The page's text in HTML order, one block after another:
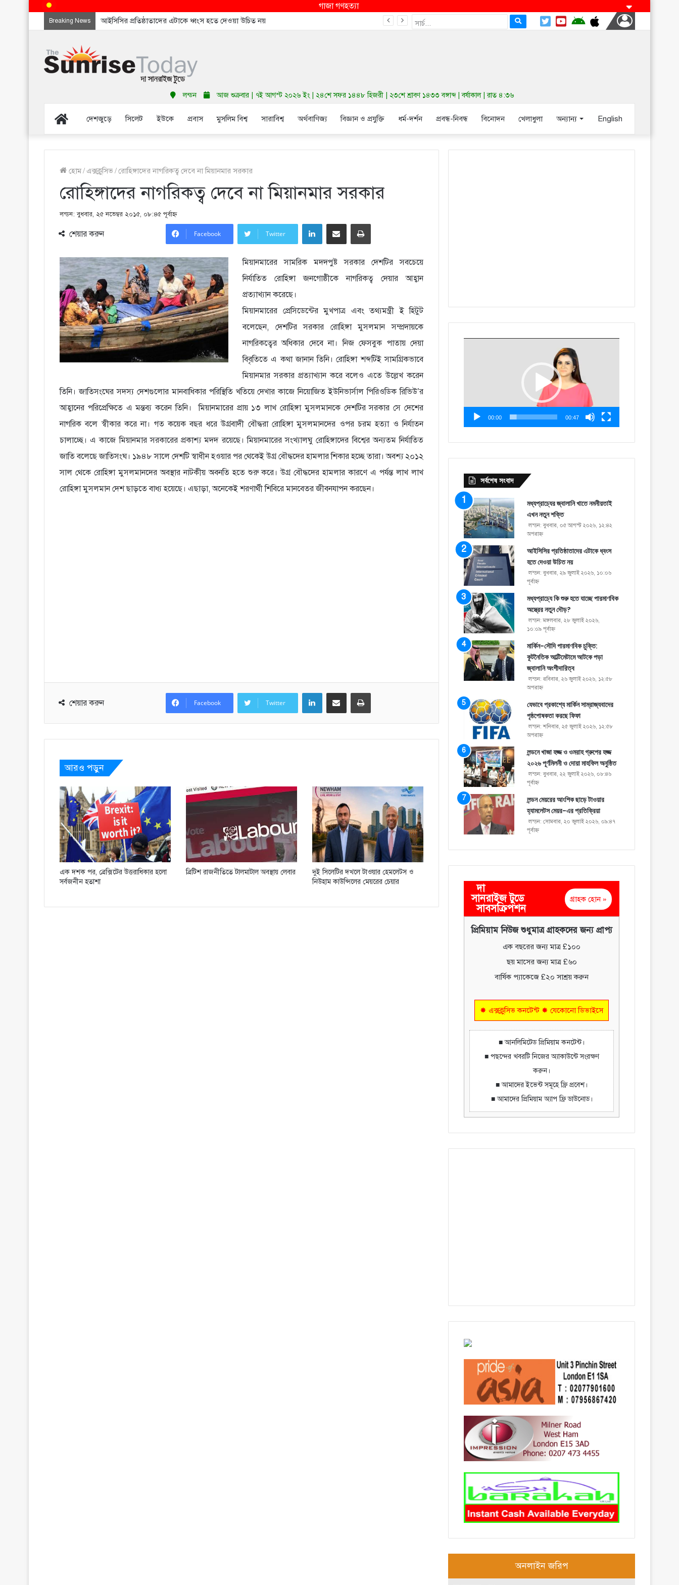
গাজা গণহত্যা
Breaking News আইসিসির প্রতিষ্ঠাতাদের এটাকে ধ্বংস হতে দেওয়া উচিত নয়
লন্ডন আজ শুক্রবার | ৭ই আগস্ট ২০২৬ ইং | ২৪শে সফর ১৪৪৮ হিজরী | ২৩শে শ্রাবণ ১৪৩৩ বঙ্গাব্দ | বর্ষাকাল | রাত ৪:৩৬
Homeদেশজুড়ে সিলেট ইউকে প্রবাস মুসলিম বিশ্ব সারাবিশ্ব অর্থবাণিজ্য বিজ্ঞান ও প্রযুক্তি ধর্ম-দর্শন প্রবন্ধ-নিবন্ধ বিনোদন খেলাধুলা অন্যান্য English
হোম/ এক্সক্লুসিভ /রোহিঙ্গাদের নাগরিকত্ব দেবে না মিয়ানমার সরকার
রোহিঙ্গাদের নাগরিকত্ব দেবে না মিয়ানমার সরকার
লন্ডন: বুধবার, ২৫ নভেম্বর ২০১৫, ০৮:৪৫ পূর্বাহ্ণ
শেয়ার করুন Facebook Twitter
LinkedInShare via Email Print
মিয়ানমারের সামরিক মদদপুষ্ট সরকার দেশটির সবচেয়ে
নির্যাতিত রোহিঙ্গা জনগোষ্ঠীকে নাগরিকত্ব দেয়ার আহ্বান
প্রত্যাখ্যান করেছে।
মিয়ানমারের প্রেসিডেন্টের মুখপাত্র এবং তথ্যমন্ত্রী ই হিটুট
বলেছেন, দেশটির সরকার রোহিঙ্গা মুসলমান সম্প্রদায়কে
নাগরিকত্বের অধিকার দেবে না। নিজ ফেসবুক পাতায় দেয়া
বিবৃতিতে এ কথা জানান তিনি। রোহিঙ্গা শব্দটিই সামগ্রিকভাবে
মিয়ানমার সরকার প্রত্যাখ্যান করে বলেও এতে উল্লেখ করেন
তিনি। জাতিসংঘের সদস্য দেশগুলোর মানবাধিকার পরিস্থিতি খতিয়ে দেখার কাজে নিয়োজিত ইউনিভার্সাল পিরিওডিক রিভিউ’র
আহ্বানের পরিপ্রেক্ষিতে এ মন্তব্য করেন তিনি। মিয়ানমারের প্রায় ১৩ লাখ রোহিঙ্গা মুসলমানকে দেশটির সরকার সে দেশের
নাগরিক বলে স্বীকার করে না। গত কয়েক বছর ধরে উগ্রবাদী বৌদ্ধরা রোহিঙ্গা মুসলমানদের ওপর চরম হত্যা ও নির্যাতন
চালাচ্ছে। এ কাজে মিয়ানমার সরকারের প্রকাশ্য মদদ রয়েছে। মিয়ানমারের সংখ্যালঘু রোহিঙ্গাদের বিশ্বের অন্যতম নির্যাতিত
জাতি বলেছে জাতিসংঘ। ১৯৪৮ সালে দেশটি স্বাধীন হওয়ার পর থেকেই উগ্র বৌদ্ধদের হামলার শিকার হচ্ছে তারা। অবশ্য ২০১২
সাল থেকে রোহিঙ্গা মুসলমানদের অবস্থার নাটকীয় অবনতি হতে শুরু করে। উগ্র বৌদ্ধদের হামলার কারণে এ পর্যন্ত লাখ লাখ
রোহিঙ্গা মুসলমান দেশ ছাড়তে বাধ্য হয়েছে। এছাড়া, অনেকেই শরণার্থী শিবিরে মানবেতর জীবনযাপন করছেন।
শেয়ার করুন Facebook Twitter
LinkedInShare via Email Print
আরও পড়ুন
এক দশক পর, ব্রেক্সিটের উত্তরাধিকার হলো
সর্বজনীন হতাশা
ব্রিটিশ রাজনীতিতে টালমাটাল অবস্থায় লেবার
দুই সিলেটির দখলে টাওয়ার হেমলেট্স ও
নিউহাম কাউন্সিলের মেয়রের চেয়ার
00:00 00:47
সর্বশেষ সংবাদ
মধ্যপ্রাচ্যের জ্বালানি খাতে নমনীয়তাই
এখন নতুন শক্তি
লন্ডন: বুধবার, ০৫ আগস্ট ২০২৬, ১২:৪২
অপরাহ্ণ
আইসিসির প্রতিষ্ঠাতাদের এটাকে ধ্বংস
হতে দেওয়া উচিত নয়
লন্ডন: বুধবার, ২৯ জুলাই ২০২৬, ১০:০৬
পূর্বাহ্ণ
মধ্যপ্রাচ্যে কি শুরু হতে যাচ্ছে পারমাণবিক
অস্ত্রের নতুন দৌড়?
লন্ডন: মঙ্গলবার, ২৮ জুলাই ২০২৬,
১০:০৯ পূর্বাহ্ণ
মার্কিন-সৌদি পারমাণবিক চুক্তি:
কূটনৈতিক আল্টিমেটামে আটকে পড়া
জ্বালানি অংশীদারিত্ব
লন্ডন: রবিবার, ২৬ জুলাই ২০২৬, ১২:৫৮
অপরাহ্ণ
যেভাবে প্রকাশ্যে মার্কিন সাম্রাজ্যবাদের
পৃষ্ঠপোষকতা করছে ফিফা
লন্ডন: শনিবার, ২৫ জুলাই ২০২৬, ১২:৫৮
অপরাহ্ণ
লন্ডনে খাজা হজ্জ ও ওমরাহ গ্রুপের হজ্জ
২০২৬ পূর্ণমিলনী ও দোয়া মাহফিল অনুষ্ঠিত
লন্ডন: বুধবার, ২২ জুলাই ২০২৬, ০৮:৪৬
পূর্বাহ্ণ
লন্ডন মেয়রের আংশিক ছাড়ে টাওয়ার
হ্যামলেটস মেয়র-এর প্রতিক্রিয়া
লন্ডন: সোমবার, ২০ জুলাই ২০২৬, ০৯:৪৭
পূর্বাহ্ণ
দা
সানরাইজ টুডে
সাবসক্রিপশন
গ্রাহক হোন »
প্রিমিয়াম নিউজ শুধুমাত্র গ্রাহকদের জন্য প্রাপ্য
এক বছরের জন্য মাত্র £১০০
ছয় মাসের জন্য মাত্র £৬০
বার্ষিক প্যাকেজে £২০ সাশ্রয় করুন
✸ এক্সক্লুসিভ কনটেন্ট ✸ যেকোনো ডিভাইসে
■ আনলিমিটেড প্রিমিয়াম কনটেন্ট।
■ পছন্দের খবরটি নিজের অ্যাকাউন্টে সংরক্ষণ
করুন।
■ আমাদের ইভেন্ট সমূহে ফ্রি প্রবেশ।
■ আমাদের প্রিমিয়াম অ্যাপ ফ্রি ডাউনোড।
অনলাইন জরিপ